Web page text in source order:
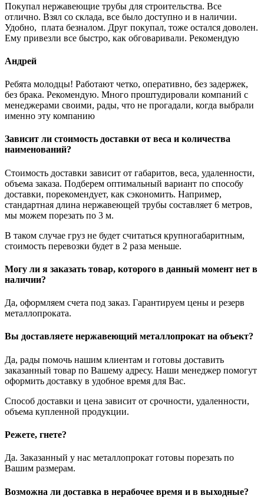
Покупал нержавеющие трубы для строительства. Все
отлично. Взял со склада, все было доступно и в наличии.
Удобно, плата безналом. Друг покупал, тоже остался доволен.
Ему привезли все быстро, как обговаривали. Рекомендую
Андрей
Ребята молодцы! Работают четко, оперативно, без задержек,
без брака. Рекомендую. Много проштудировали компаний с
менеджерами своими, рады, что не прогадали, когда выбрали
именно эту компанию
Зависит ли стоимость доставки от веса и количества
наименований?
Стоимость доставки зависит от габаритов, веса, удаленности,
объема заказа. Подберем оптимальный вариант по способу
доставки, порекомендует, как сэкономить. Например,
стандартная длина нержавеющей трубы составляет 6 метров,
мы можем порезать по 3 м.
В таком случае груз не будет считаться крупногабаритным,
стоимость перевозки будет в 2 раза меньше.
Могу ли я заказать товар, которого в данный момент нет в
наличии?
Да, оформляем счета под заказ. Гарантируем цены и резерв
металлопроката.
Вы доставляете нержавеющий металлопрокат на объект?
Да, рады помочь нашим клиентам и готовы доставить
заказанный товар по Вашему адресу. Наши менеджер помогут
оформить доставку в удобное время для Вас.
Способ доставки и цена зависит от срочности, удаленности,
объема купленной продукции.
Режете, гнете?
Да. Заказанный у нас металлопрокат готовы порезать по
Вашим размерам.
Возможна ли доставка в нерабочее время и в выходные?